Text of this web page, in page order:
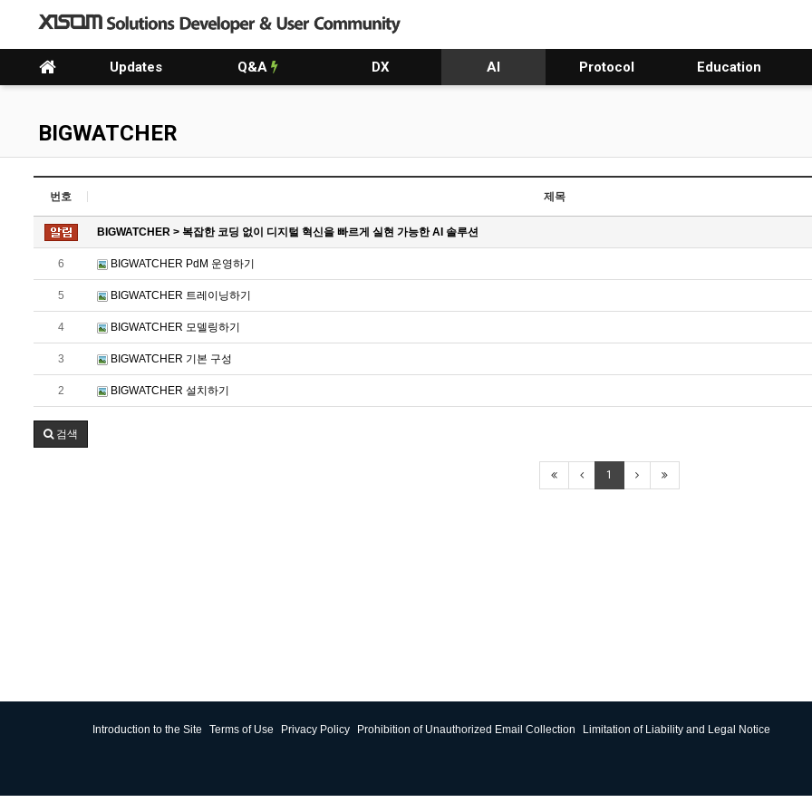
Updates Q&A DX AI Protocol Education
BIGWATCHER
번호 제목
BIGWATCHER > 복잡한 코딩 없이 디지털 혁신을 빠르게 실현 가능한 AI 솔루션
6 BIGWATCHER PdM 운영하기
5 BIGWATCHER 트레이닝하기
4 BIGWATCHER 모델링하기
3 BIGWATCHER 기본 구성
2 BIGWATCHER 설치하기
검색
1
Introduction to the Site Terms of Use Privacy Policy Prohibition of Unauthorized Email Collection Limitation of Liability and Legal Notice